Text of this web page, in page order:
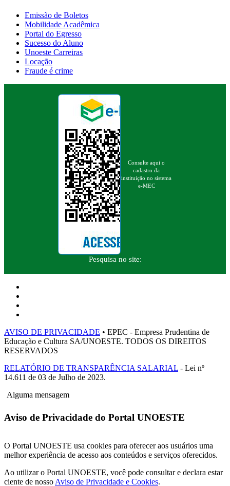
Emissão de Boletos
Mobilidade Acadêmica
Portal do Egresso
Sucesso do Aluno
Unoeste Carreiras
Locação
Fraude é crime
Consulte aqui o
cadastro da
instituição no sistema
e-MEC
Pesquisa no site:
AVISO DE PRIVACIDADE • EPEC - Empresa Prudentina de
Educação e Cultura SA/UNOESTE. TODOS OS DIREITOS
RESERVADOS
RELATÓRIO DE TRANSPARÊNCIA SALARIAL - Lei nº
14.611 de 03 de Julho de 2023.
Alguma mensagem
Aviso de Privacidade do Portal UNOESTE
O Portal UNOESTE usa cookies para oferecer aos usuários uma
melhor experiência de acesso aos conteúdos e serviços oferecidos.
Ao utilizar o Portal UNOESTE, você pode consultar e declara estar
ciente de nosso Aviso de Privacidade e Cookies.